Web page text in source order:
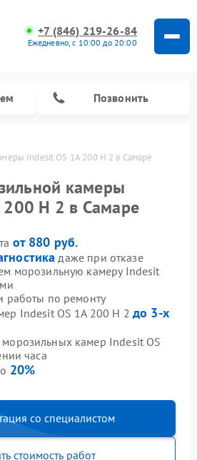
+7 (846) 219-26-84
Ежедневно, с 10:00 до 20:00
Позвонить
Indesit OS 1A 200 H 2 в Самаре
камеры
200 H 2 в Самаре
от 880 руб.
даже при отказе
морозильную камеру Indesit
работы по ремонту
Indesit OS 1A 200 H 2 до 3-х
камер Indesit OS
часа
20%
со специалистом
стоимость работ